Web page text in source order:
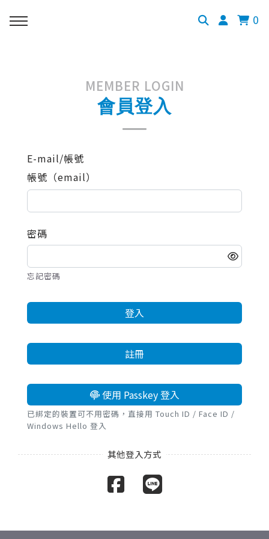
0
MEMBER LOGIN
會員登入
E-mail/帳號
帳號（email）
密碼
忘記密碼
登入
註冊
使用 Passkey 登入
已綁定的裝置可不用密碼，直接用 Touch ID / Face ID /
Windows Hello 登入